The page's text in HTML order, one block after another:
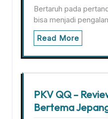
Bertaruh pada
bisa menjadi
Read More
PKV QQ –
Bertema